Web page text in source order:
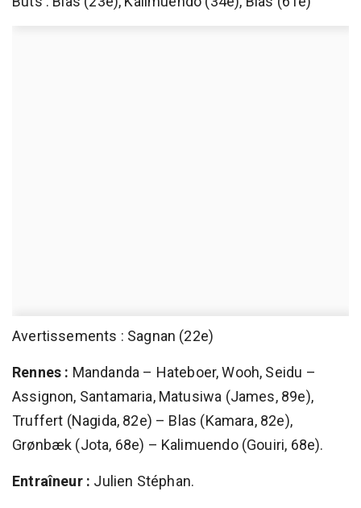
Avertissements : Sagnan (22e)
Rennes : Mandanda – Hateboer, Wooh, Seidu –
Assignon, Santamaria, Matusiwa (James, 89e),
Truffert (Nagida, 82e) – Blas (Kamara, 82e),
Grønbæk (Jota, 68e) – Kalimuendo (Gouiri, 68e).
Entraîneur : Julien Stéphan.